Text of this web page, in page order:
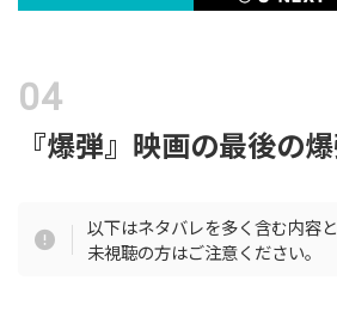
『爆弾』映画の最後の
以下はネタバレを多く含む内容と
未視聴の方はご注意ください。